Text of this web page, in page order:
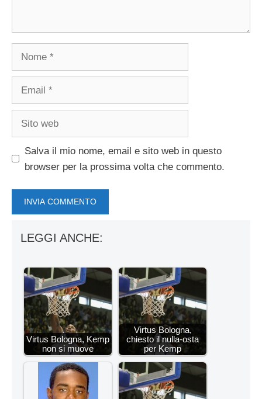
Salva il mio nome, email e sito web in questo
browser per la prossima volta che commento.
LEGGI ANCHE:
Virtus Bologna, Kemp
non si muove
Virtus Bologna,
chiesto il nulla-osta
per Kemp